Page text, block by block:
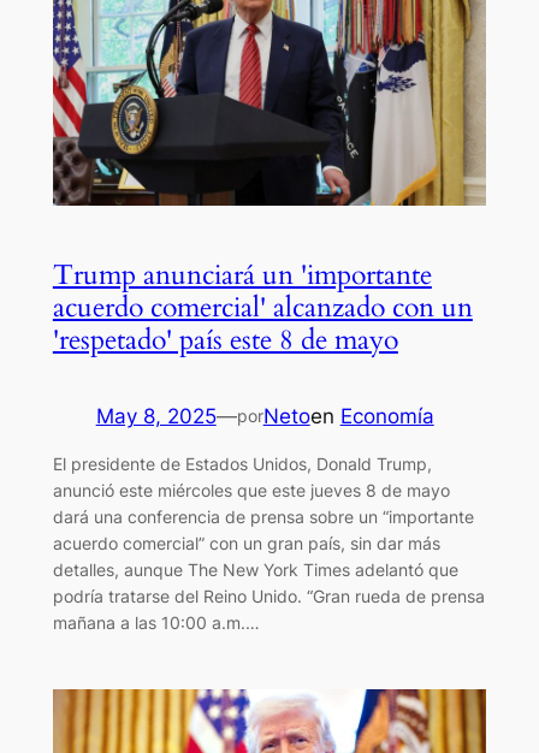
Trump anunciará un 'importante
acuerdo comercial' alcanzado con un
'respetado' país este 8 de mayo
May 8, 2025—porNetoen Economía
El presidente de Estados Unidos, Donald Trump,
anunció este miércoles que este jueves 8 de mayo
dará una conferencia de prensa sobre un “importante
acuerdo comercial” con un gran país, sin dar más
detalles, aunque The New York Times adelantó que
podría tratarse del Reino Unido. “Gran rueda de prensa
mañana a las 10:00 a.m.…